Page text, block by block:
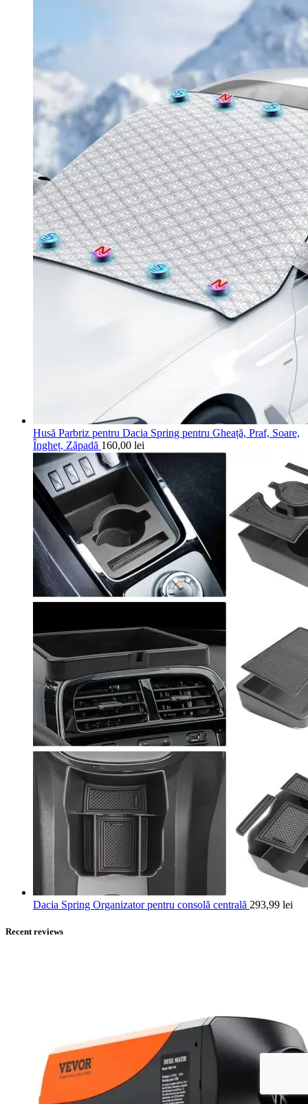
Husă Parbriz pentru Dacia Spring pentru Gheață, Praf, Soare,
Îngheț, Zăpadă 160,00 lei
Dacia Spring Organizator pentru consolă centrală 293,99 lei
Recent reviews